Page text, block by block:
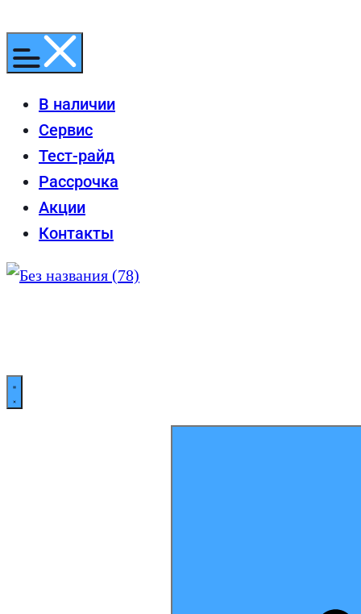
к
содержимому
В наличии
Сервис
Тест-райд
Рассрочка
Акции
Контакты